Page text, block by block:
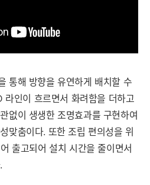
통해 방향을 유연하게 배치할 수
라인이 흐르면서 화려함을 더하고
없이 생생한 조명효과를 구현하여
맞춤이다. 또한 조립 편의성을 위
출고되어 설치 시간을 줄이면서